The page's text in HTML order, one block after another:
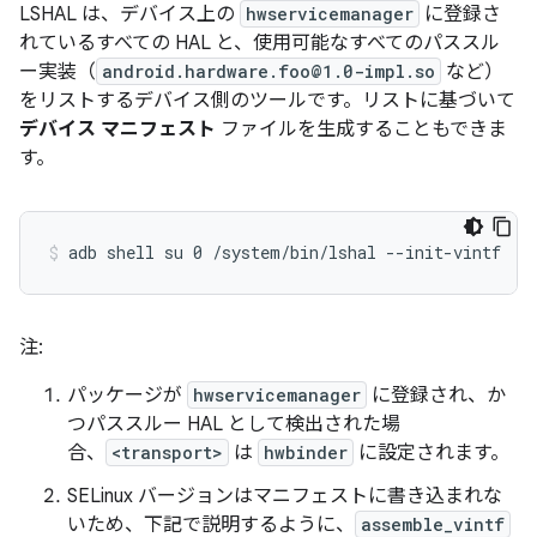
LSHAL は、デバイス上の hwservicemanager に登録さ
れているすべての HAL と、使用可能なすべてのパススル
ー実装（ android.hardware.foo@1.0-impl.so など）
をリストするデバイス側のツールです。リストに基づいて
デバイス マニフェスト ファイルを生成することもできま
す。
注:
パッケージが hwservicemanager に登録され、か
つパススルー HAL として検出された場
合、
<transport> は hwbinder に設定されます。
SELinux バージョンはマニフェストに書き込まれな
いため、下記で説明するように、
assemble_vintf